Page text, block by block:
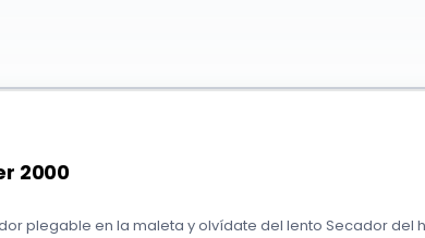
2000
plegable en la maleta y olvídate del lento Secador del